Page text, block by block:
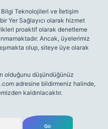
Bilgi Teknolojileri ve İletişim
Yer Sağlayıcı olarak hizmet
proaktif olarak denetleme
Ancak, üyelerimiz
olup, siteye üye olarak
olduğunu düşündüğünüz
adresine bildirmeniz halinde,
kaldırılacaktır.